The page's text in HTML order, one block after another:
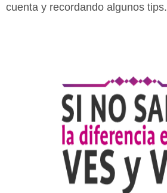
cuenta y recordando algunos tips.